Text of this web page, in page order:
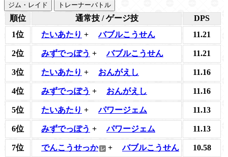
ジム・レイド トレーナーバトル
順位 通常技 / ゲージ技
DPS
1位
たいあたり + バブルこうせん 11.21
2位 みずでっぽう + バブルこうせん 11.21
3位 たいあたり + おんがえし 11.16
4位 みずでっぽう + おんがえし 11.16
5位 たいあたり + パワージェム 11.13
6位 みずでっぽう + パワージェム 11.13
7位 でんこうせっか + バブルこうせん 10.58